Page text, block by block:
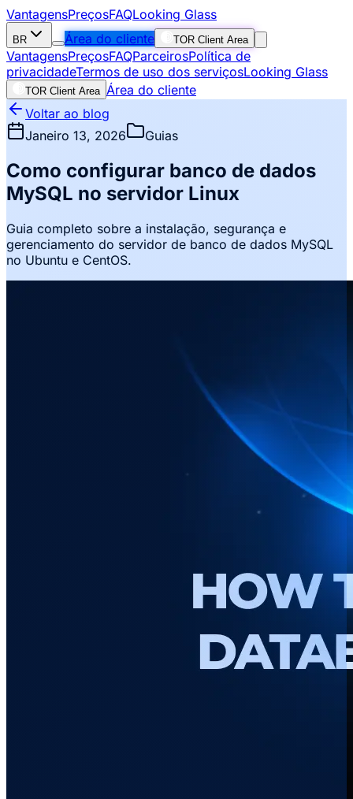
VantagensPreçosFAQLooking Glass
BR Área do cliente TOR Client Area
VantagensPreçosFAQParceirosPolítica de
privacidadeTermos de uso dos serviçosLooking Glass
TOR Client Area Área do cliente
Voltar ao blog
Janeiro 13, 2026
Guias
Como configurar banco de dados
MySQL no servidor Linux
Guia completo sobre a instalação, segurança e
gerenciamento do servidor de banco de dados MySQL
no Ubuntu e CentOS.